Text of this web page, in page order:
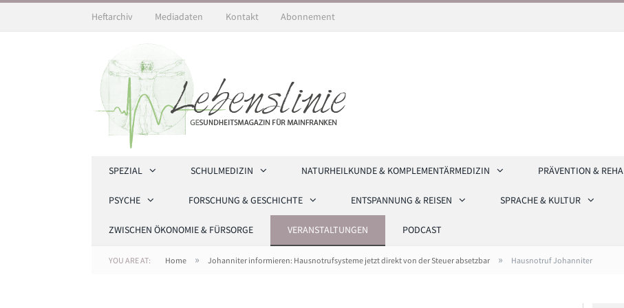
Heftarchiv Mediadaten Kontakt Abonnement
SPEZIAL SCHULMEDIZIN NATURHEILKUNDE & KOMPLEMENTÄRMEDIZIN PRÄVENTION & REHA
PSYCHE FORSCHUNG & GESCHICHTE ENTSPANNUNG & REISEN SPRACHE & KULTUR
ZWISCHEN ÖKONOMIE & FÜRSORGE VERANSTALTUNGEN PODCAST
YOU ARE AT: Home » Johanniter informieren: Hausnotrufsysteme jetzt direkt von der Steuer absetzbar » Hausnotruf Johanniter
Die zusätzliche Sicherheit mit dem Johanniter-Hausnotruf ist jetzt von der Steuer absetzbar. Foto: Michael